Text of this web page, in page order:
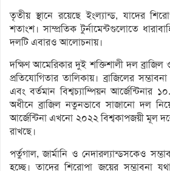
তৃতীয় স্থানে রয়েছে ইংল্যান্ড, যাদের
শতাংশ। সাম্প্রতিক টুর্নামেন্টগুলোতে
দলটি এবারও আলোচনায়।
দক্ষিণ আমেরিকার দুই শক্তিশালী দল ব্রাজিল
প্রতিযোগিতার তালিকায়। ব্রাজিলের
এবং বর্তমান বিশ্বচ্যাম্পিয়ন
অধীনে ব্রাজিল নতুনভাবে সাজানো দল
আর্জেন্টিনা এখনো ২০২২ বিশ্বকাপজয়ী মূল
রাখছে।
পর্তুগাল, জার্মানি ও নেদারল্যান্ডসকেও
হচ্ছে। তাদের শিরোপা জয়ের সম্ভাবনা